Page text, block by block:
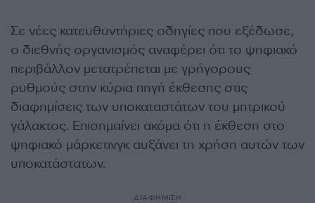
Σε νέες κατευθυντήριες οδηγίες που εξέδωσε,
ο διεθνής οργανισμός αναφέρει ότι το ψηφιακό
περιβάλλον μετατρέπεται με γρήγορους
ρυθμούς στην κύρια πηγή έκθεσης στις
διαφημίσεις των υποκαταστάτων του μητρικού
γάλακτος. Επισημαίνει ακόμα ότι η έκθεση στο
ψηφιακό μάρκετινγκ αυξάνει τη χρήση αυτών των
υποκατάστατων.
ΔΙΑΦΗΜΙΣΗ